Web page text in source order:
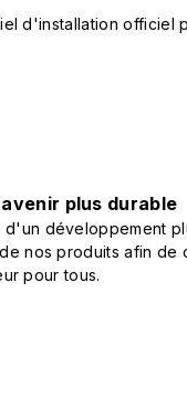
d'installation officiel
plus durable
d'un développement
nos produits afin de
pour tous.